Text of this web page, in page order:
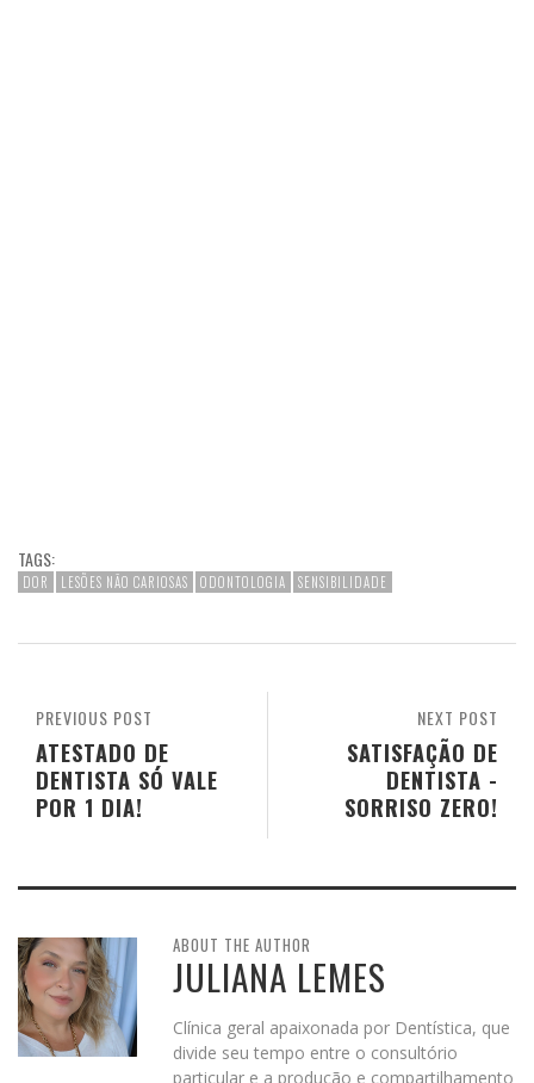
TAGS:
DOR LESÕES NÃO CARIOSAS ODONTOLOGIA SENSIBILIDADE
NEXT POST
SATISFAÇÃO DE
DENTISTA -
SORRISO ZERO!
PREVIOUS POST
ATESTADO DE
DENTISTA SÓ VALE
POR 1 DIA!
ABOUT THE AUTHOR
JULIANA LEMES
Clínica geral apaixonada por Dentística, que
divide seu tempo entre o consultório
particular e a produção e compartilhamento